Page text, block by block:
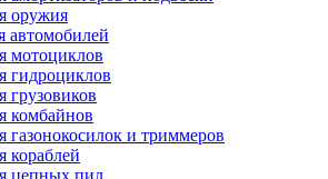
оружия
автомобилей
мотоциклов
гидроциклов
грузовиков
комбайнов
газонокосилок и триммеров
кораблей
цепных пил